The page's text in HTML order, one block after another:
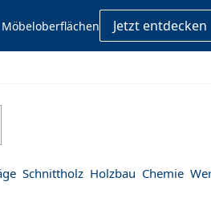
Jetzt entdecken
Schnittholz Holzbau Chemie